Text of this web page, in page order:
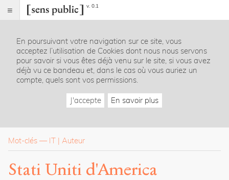
v. 0.1
Index
Rubriques
Essais
La
revue
En poursuivant votre navigation sur ce site, vous
acceptez l’utilisation de Cookies dont nous nous servons
pour savoir si vous êtes déjà venu sur le site, si vous avez
déjà vu ce bandeau et, dans le cas où vous auriez un
compte, quels sont vos permissions.
J'accepte En savoir plus
Mot-clés — IT Auteur
Stati Uniti d'America